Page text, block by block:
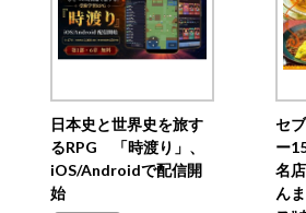
日本史と世界史を旅す
るRPG 「時渡り」、
iOS/Androidで配信開
始
セ
ー
名
ん